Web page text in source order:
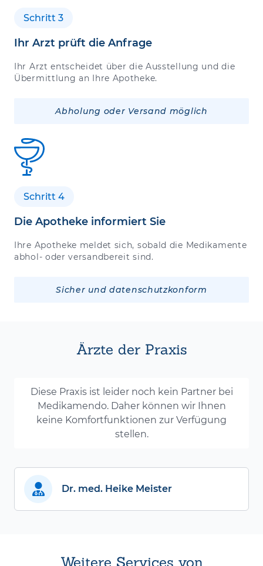
Schritt 3
Ihr Arzt prüft die Anfrage
Ihr Arzt entscheidet über die Ausstellung und die
Übermittlung an Ihre Apotheke.
Abholung oder Versand möglich
Schritt 4
Die Apotheke informiert Sie
Ihre Apotheke meldet sich, sobald die Medikamente
abhol- oder versandbereit sind.
Sicher und datenschutzkonform
Ärzte der Praxis
Diese Praxis ist leider noch kein Partner bei
Medikamendo. Daher können wir Ihnen
keine Komfortfunktionen zur Verfügung
stellen.
Dr. med. Heike Meister
Weitere Services von